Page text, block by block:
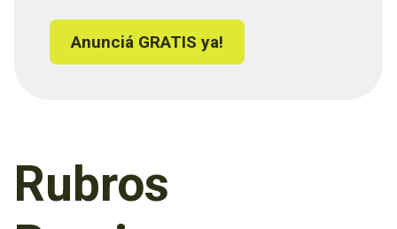
Anunciá GRATIS ya!
Rubros